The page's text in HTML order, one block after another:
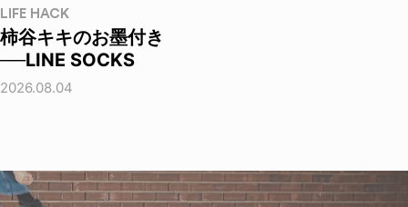
LIFE HACK
柿谷キキのお墨付き
──LINE SOCKS
2026.08.04